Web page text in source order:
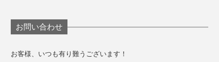
お問い合わせ
お客様、いつも有り難うございます！